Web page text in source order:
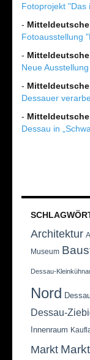
Fotoprojekt "Das
-
Fotoausstellung
-
Neue
-
Dessauer
-
Dessau in
Architektur
Museum
Dessau-
Nord
Dessau-
Innenraum
Markt